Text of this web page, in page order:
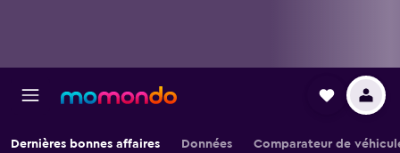
Dernières bonnes affaires Données Comparateur de